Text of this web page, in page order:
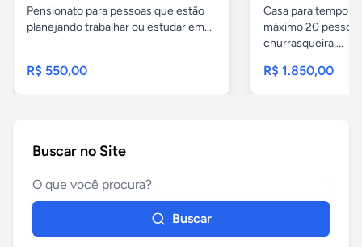
Pensionato para pessoas que estão
planejando trabalhar ou estudar em...
R$ 550,00
Casa para
máximo 20
churrasqueira,...
R$ 1.850,00
Buscar no Site
Buscar